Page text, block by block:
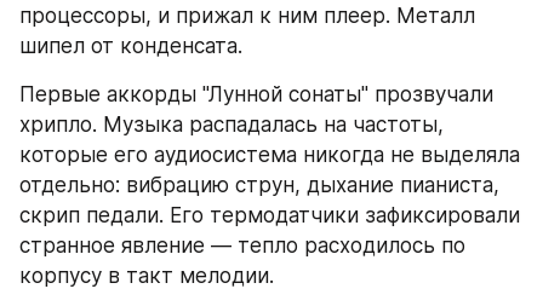
процессоры, и прижал к ним плеер. Металл
шипел от конденсата.
Первые аккорды "Лунной сонаты" прозвучали
хрипло. Музыка распадалась на частоты,
которые его аудиосистема никогда не выделяла
отдельно: вибрацию струн, дыхание пианиста,
скрип педали. Его термодатчики зафиксировали
странное явление — тепло расходилось по
корпусу в такт мелодии.